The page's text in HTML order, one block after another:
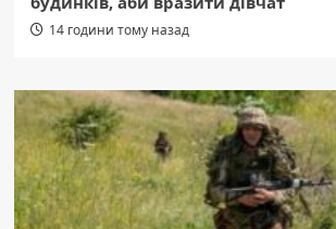
14 години тому назад